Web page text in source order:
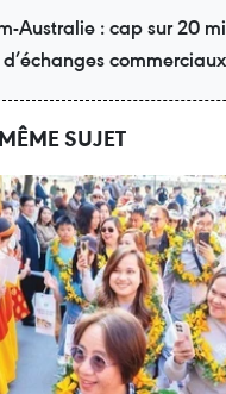
Australie : cap sur 20
commerciaux
SUJET